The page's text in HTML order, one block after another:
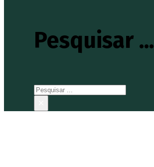
Pesquisar ...
Pesquisar